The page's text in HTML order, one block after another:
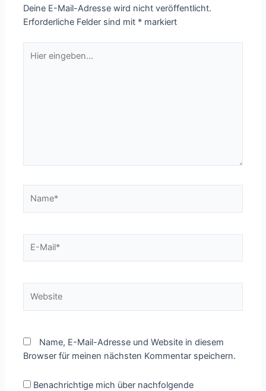
Deine E-Mail-Adresse wird nicht veröffentlicht.
Erforderliche Felder sind mit * markiert
eingeben…
Mail*
Name, E-Mail-Adresse und Website in diesem
Browser für meinen nächsten Kommentar speichern.
Benachrichtige mich über nachfolgende